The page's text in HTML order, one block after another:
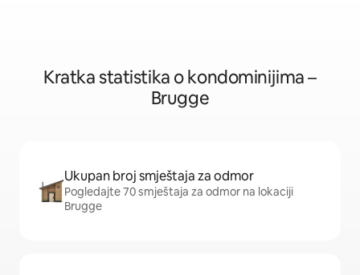
Kratka statistika o kondominijima –
Brugge
Ukupan broj smještaja za odmor
Pogledajte 70 smještaja za odmor na lokaciji
Brugge